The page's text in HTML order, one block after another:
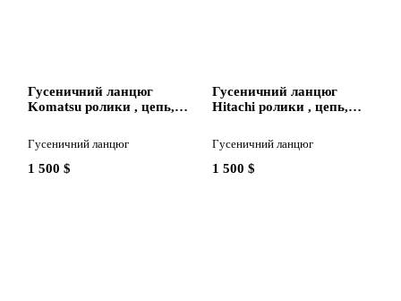
Гусеничний ланцюг
Komatsu ролики , цепь,
екскаватора Komatsu
160,180,210,240,260,290,340
1 500 $
Гусеничний ланцюг
Гусеничний ланцюг
Hitachi ролики , цепь,
екскаватора Hitachi
1 500 $
Гусеничний ланцюг